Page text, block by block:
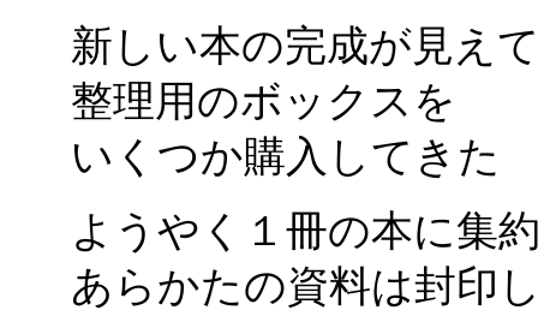
新しい本の完成が見え
整理用のボックスを
いくつか購入してきた
ようやく１冊の本に集
あらかたの資料は封印